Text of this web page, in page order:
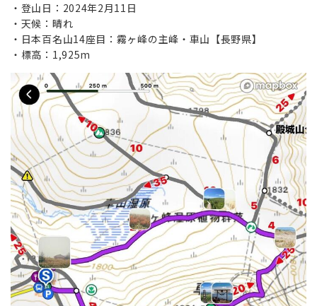
登山日：2024年2月11日
天候：晴れ
日本百名山14座目：霧ヶ峰の主峰・車山【長野県】
標高：1,925m